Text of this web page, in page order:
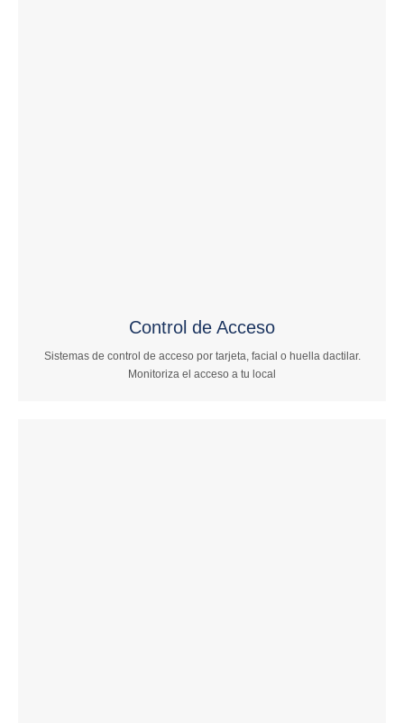
Control de Acceso
Sistemas de control de acceso por tarjeta, facial o huella dactilar.
Monitoriza el acceso a tu local